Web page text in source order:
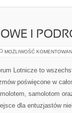
I
MOŻLIWOŚĆ
Lotnicze to
poświęcone w
samolotom
dla entuzjastów